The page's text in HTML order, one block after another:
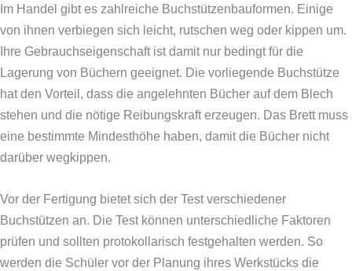
Im Handel gibt es zahlreiche Buchstützenbauformen. Einige
von ihnen verbiegen sich leicht, rutschen weg oder kippen um.
Ihre Gebrauchseigenschaft ist damit nur bedingt für die
Lagerung von Büchern geeignet. Die vorliegende Buchstütze
hat den Vorteil, dass die angelehnten Bücher auf dem Blech
stehen und die nötige Reibungskraft erzeugen. Das Brett muss
eine bestimmte Mindesthöhe haben, damit die Bücher nicht
darüber wegkippen.
Vor der Fertigung bietet sich der Test verschiedener
Buchstützen an. Die Test können unterschiedliche Faktoren
prüfen und sollten protokollarisch festgehalten werden. So
werden die Schüler vor der Planung ihres Werkstücks die